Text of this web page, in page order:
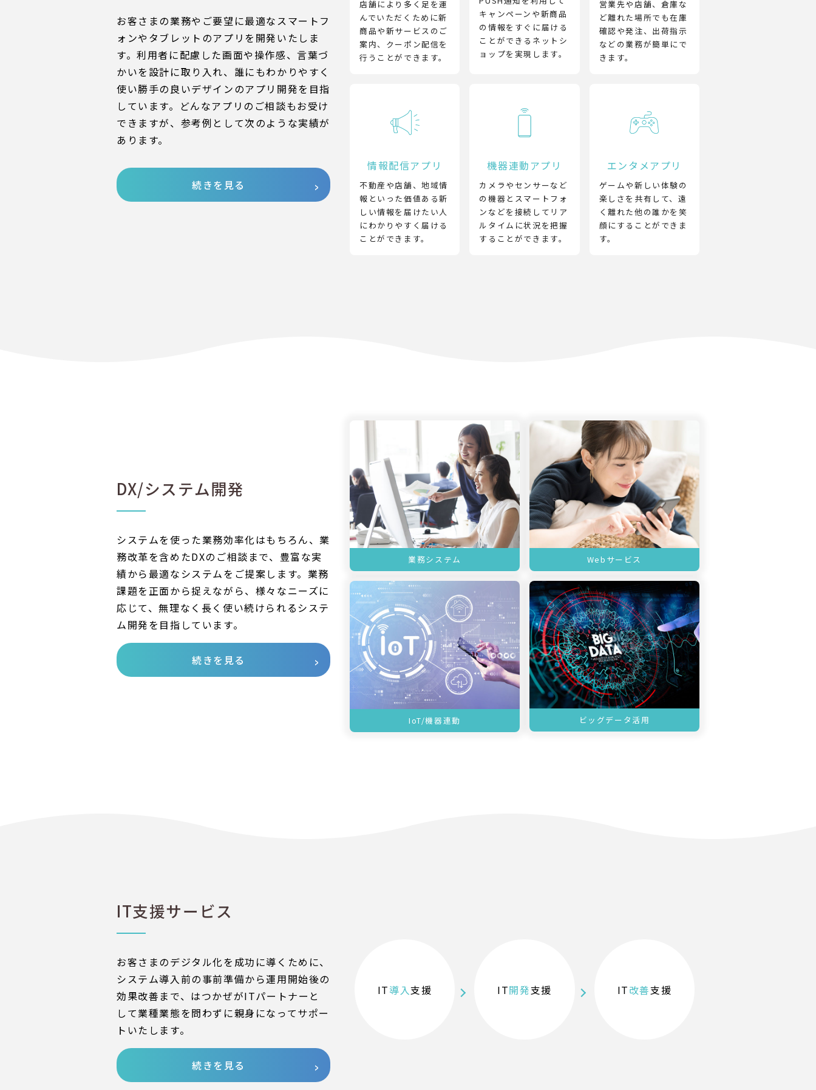
お客さまの業務やご要望に最適なスマートフ
ォンやタブレットのアプリを開発いたしま
す。利用者に配慮した画面や操作感、言葉づ
かいを設計に取り入れ、誰にもわかりやすく
使い勝手の良いデザインのアプリ開発を目指
しています。どんなアプリのご相談もお受け
できますが、参考例として次のような実績が
あります。
続きを見る
店舗により多く足を運
んでいただくために新
商品や新サービスのご
案内、クーポン配信を
行うことができます。
キャンペーンや新商品
の情報をすぐに届ける
ことができるネットシ
ョップを実現します。
営業先や店舗、倉庫な
ど離れた場所でも在庫
確認や発注、出荷指示
などの業務が簡単にで
きます。
情報配信アプリ
不動産や店舗、地域情
報といった価値ある新
しい情報を届けたい人
にわかりやすく届ける
ことができます。
機器連動アプリ
カメラやセンサーなど
の機器とスマートフォ
ンなどを接続してリア
ルタイムに状況を把握
することができます。
エンタメアプリ
ゲームや新しい体験の
楽しさを共有して、遠
く離れた他の誰かを笑
顔にすることができま
す。
DX/システム開発
システムを使った業務効率化はもちろん、業
務改革を含めたDXのご相談まで、豊富な実
績から最適なシステムをご提案します。業務
課題を正面から捉えながら、様々なニーズに
応じて、無理なく長く使い続けられるシステ
ム開発を目指しています。
続きを見る
業務システム Webサービス
IoT/機器連動 ビッグデータ活用
IT支援サービス
お客さまのデジタル化を成功に導くために、
システム導入前の事前準備から運用開始後の
効果改善まで、はつかぜがITパートナーと
して業種業態を問わずに親身になってサポー
トいたします。
続きを見る
IT導入支援 IT開発支援 IT改善支援